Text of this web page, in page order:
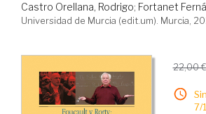
Castro Orellana, Rodrigo; Fortanet
Universidad de Murcia (edit.um). Murcia,
22,00 €
7/